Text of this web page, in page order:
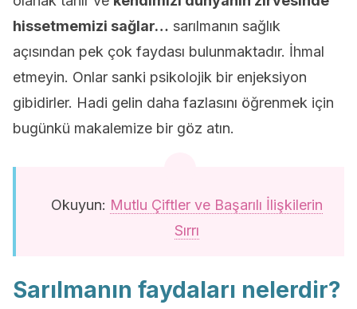
hissetmemizi sağlar… sarılmanın sağlık
açısından pek çok faydası bulunmaktadır. İhmal
etmeyin. Onlar sanki psikolojik bir enjeksiyon
gibidirler. Hadi gelin daha fazlasını öğrenmek için
bugünkü makalemize bir göz atın.
Okuyun: Mutlu Çiftler ve Başarılı İlişkilerin
Sırrı
Sarılmanın faydaları nelerdir?